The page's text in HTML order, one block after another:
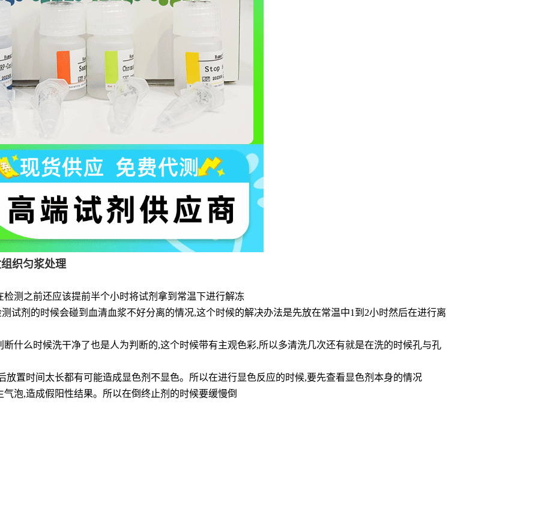
织匀浆处理
测之前还应该提前半个小时将试剂拿到常温下进行解冻
试剂的时候会碰到血清血浆不好分离的情况,这个时候的解决办法是先放在常温中1到2小时然后在进行离
什么时候洗干净了也是人为判断的,这个时候带有主观色彩,所以多清洗几次还有就是在洗的时候孔与孔
置时间太长都有可能造成显色剂不显色。所以在进行显色反应的时候,要先查看显色剂本身的情况
泡,造成假阳性结果。所以在倒终止剂的时候要缓慢倒